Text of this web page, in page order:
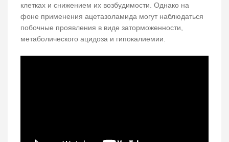
клетках и снижением их возбудимости. Однако на
фоне применения ацетазоламида могут наблюдаться
побочные проявления в виде заторможенности,
метаболического ацидоза и гипокалиемии.